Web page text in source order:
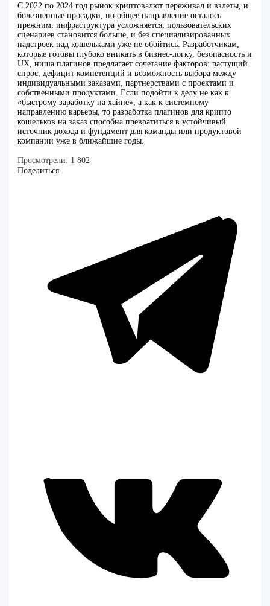
С 2022 по 2024 год рынок криптовалют переживал и взлеты, и
болезненные просадки, но общее направление осталось
прежним: инфраструктура усложняется, пользовательских
сценариев становится больше, и без специализированных
надстроек над кошельками уже не обойтись. Разработчикам,
которые готовы глубоко вникать в бизнес-логку, безопасность и
UX, ниша плагинов предлагает сочетание факторов: растущий
спрос, дефицит компетенций и возможность выбора между
индивидуальными заказами, партнерствами с проектами и
собственными продуктами. Если подойти к делу не как к
«быстрому заработку на хайпе», а как к системному
направлению карьеры, то разработка плагинов для крипто
кошельков на заказ способна превратиться в устойчивый
источник дохода и фундамент для команды или продуктовой
компании уже в ближайшие годы.
Просмотрели: 1 802
Поделиться